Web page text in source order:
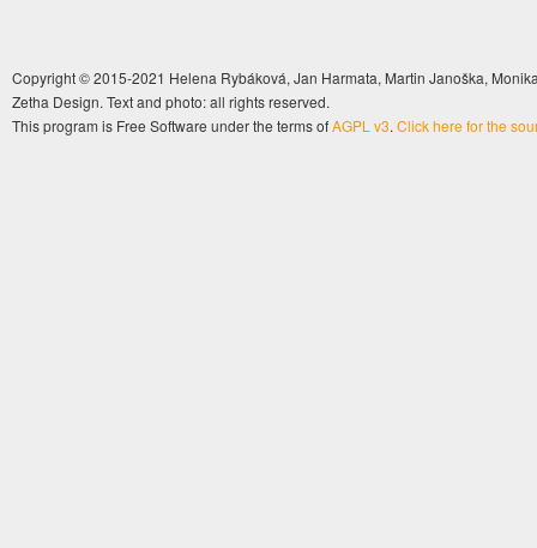
Copyright © 2015-2021 Helena Rybáková, Jan Harmata, Martin Janoška,
Zetha Design. Text and photo: all rights reserved.
This program is Free Software under the terms ofAGPL v3. Click here for the